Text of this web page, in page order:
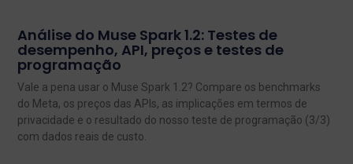
Análise do Muse Spark 1.2: Testes de
desempenho, API, preços e testes de
programação
Vale a pena usar o Muse Spark 1.2? Compare os benchmarks
do Meta, os preços das APIs, as implicações em termos de
privacidade e o resultado do nosso teste de programação (3/3)
com dados reais de custo.